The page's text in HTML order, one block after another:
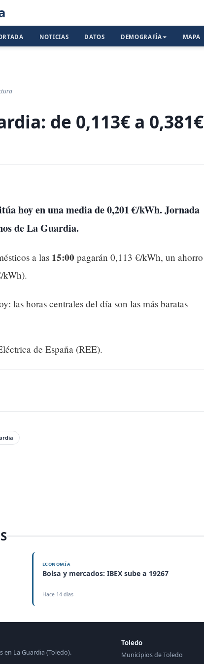
NOTICIAS DATOS DEMOGRAFÍA MAPA
de 0,113€ a 0,381€
hoy en una media de 0,201 €/kWh. Jornada
de La Guardia.
a las 15:00 pagarán 0,113 €/kWh, un ahorro
kWh).
las horas centrales del día son las más baratas
de España (REE).
ECONOMÍA
Bolsa y mercados: IBEX sube a 19267
Hace 14 días
en La Guardia (Toledo).
Toledo
Municipios de Toledo